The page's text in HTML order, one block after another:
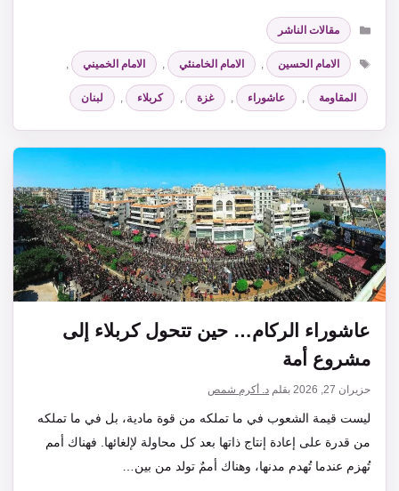
التصنيفات
مقالات الناشر
الوسوم
الامام الحسين , الامام الخامنئي , الامام الخميني ,
المقاومة , عاشوراء , غزة , كربلاء , لبنان
عاشوراء الركام… حين تتحول كربلاء إلى
مشروع أمة
حزيران 27, 2026 بقلم د. أكرم شمص
ليست قيمة الشعوب في ما تملكه من قوة مادية، بل في ما تملكه
من قدرة على إعادة إنتاج ذاتها بعد كل محاولة لإلغائها. فهناك أمم
تُهزم عندما تُهدم مدنها، وهناك أممٌ تولد من بين…